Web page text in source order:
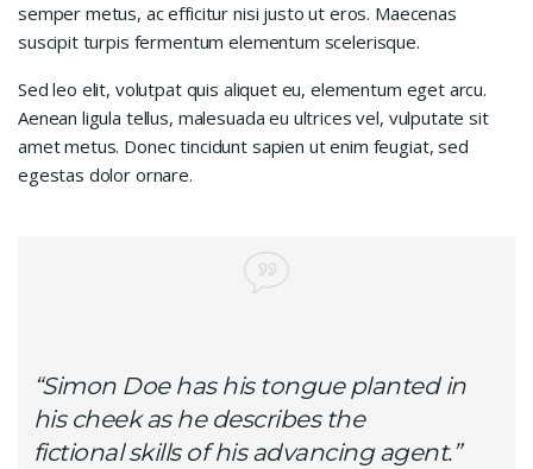
semper metus, ac efficitur nisi justo ut eros. Maecenas
suscipit turpis fermentum elementum scelerisque.
Sed leo elit, volutpat quis aliquet eu, elementum eget arcu.
Aenean ligula tellus, malesuada eu ultrices vel, vulputate sit
amet metus. Donec tincidunt sapien ut enim feugiat, sed
egestas dolor ornare.
“Simon Doe has his tongue planted in
his cheek as he describes the
fictional skills of his advancing agent.”